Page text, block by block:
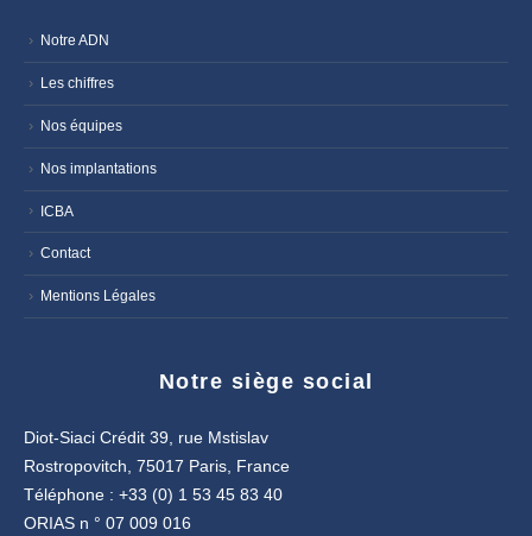
Notre ADN
Les chiffres
Nos équipes
Nos implantations
ICBA
Contact
Mentions Légales
Notre siège social
Diot-Siaci Crédit 39, rue Mstislav
Rostropovitch, 75017 Paris, France
Téléphone : +33 (0) 1 53 45 83 40
ORIAS n ° 07 009 016